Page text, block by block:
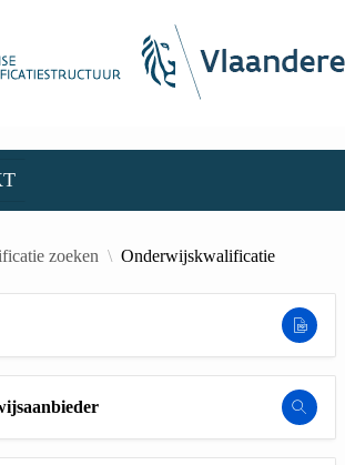
zoeken Onderwijskwalificatie